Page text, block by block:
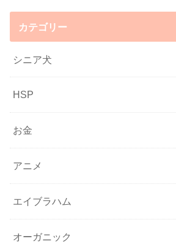
カテゴリー
シニア犬
HSP
お金
アニメ
エイブラハム
オーガニック